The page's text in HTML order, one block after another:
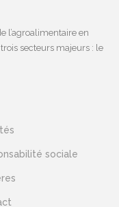
l’agroalimentaire en
secteurs majeurs : le
sociale